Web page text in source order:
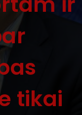
tikai